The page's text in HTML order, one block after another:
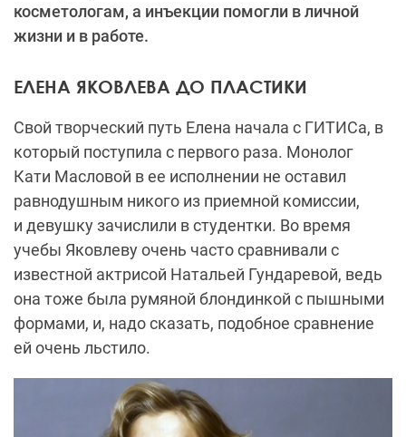
косметологам, а инъекции помогли в личной
жизни и в работе.
ЕЛЕНА ЯКОВЛЕВА ДО ПЛАСТИКИ
Свой творческий путь Елена начала с ГИТИСа, в
который поступила с первого раза. Монолог
Кати Масловой в ее исполнении не оставил
равнодушным никого из приемной комиссии,
и девушку зачислили в студентки. Во время
учебы Яковлеву очень часто сравнивали с
известной актрисой Натальей Гундаревой, ведь
она тоже была румяной блондинкой с пышными
формами, и, надо сказать, подобное сравнение
ей очень льстило.